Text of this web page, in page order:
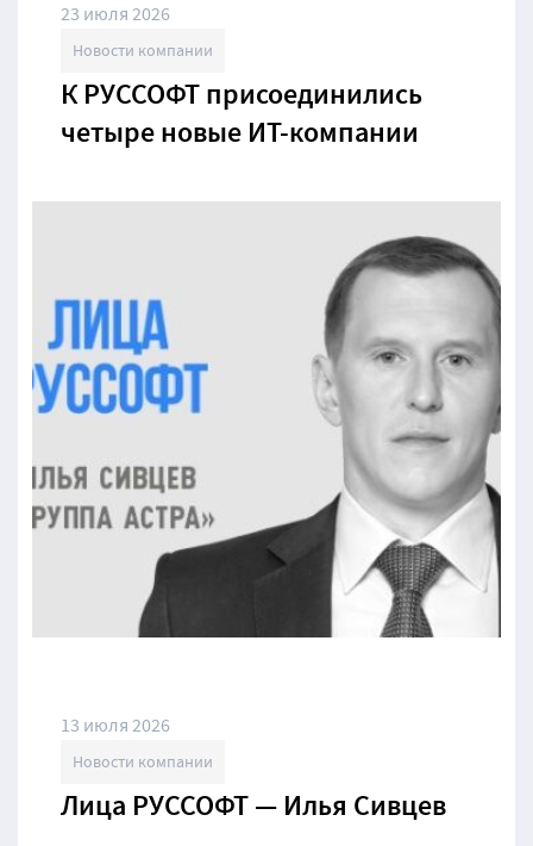
23 июля 2026
Новости компании
К РУССОФТ присоединились
четыре новые ИТ-компании
13 июля 2026
Новости компании
Лица РУССОФТ — Илья Сивцев